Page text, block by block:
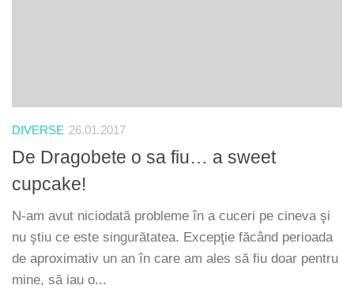
DIVERSE 26.01.2017
De Dragobete o sa fiu… a sweet
cupcake!
N-am avut niciodată probleme în a cuceri pe cineva şi
nu ştiu ce este singurătatea. Excepţie făcând perioada
de aproximativ un an în care am ales să fiu doar pentru
mine, să iau o...